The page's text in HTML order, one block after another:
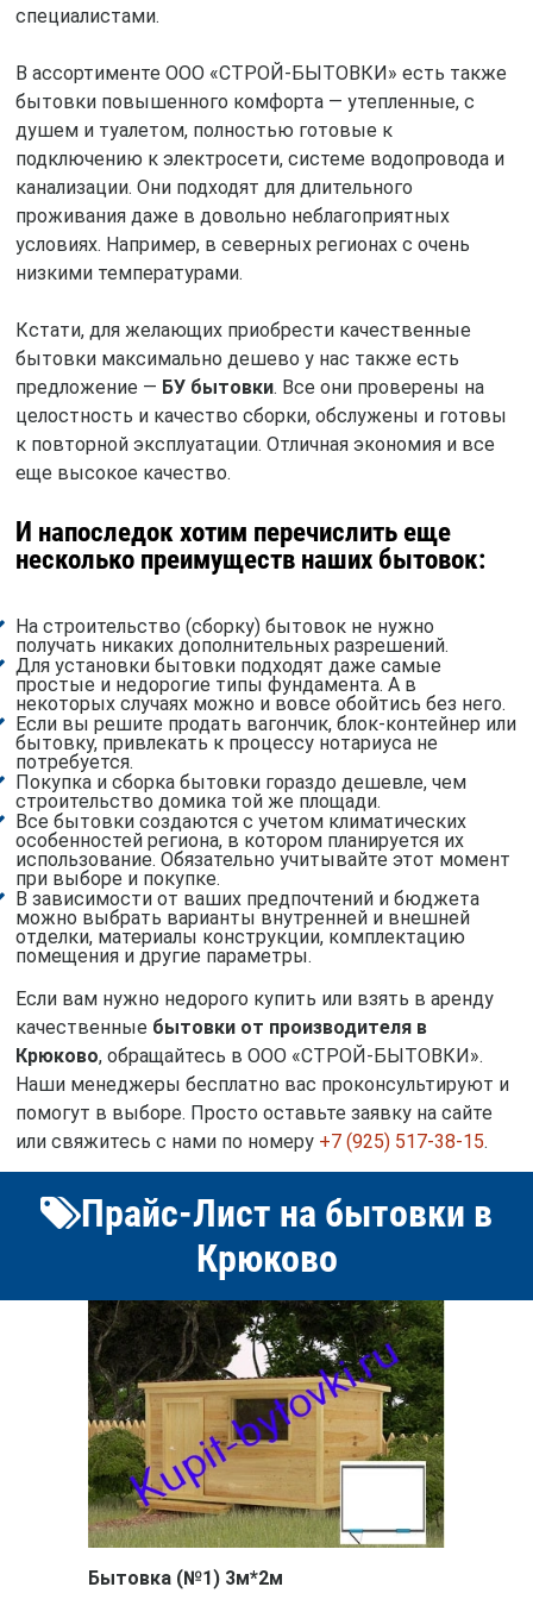
специалистами.
В ассортименте ООО «СТРОЙ-БЫТОВКИ» есть также
бытовки повышенного комфорта — утепленные, с
душем и туалетом, полностью готовые к
подключению к электросети, системе водопровода и
канализации. Они подходят для длительного
проживания даже в довольно неблагоприятных
условиях. Например, в северных регионах с очень
низкими температурами.
Кстати, для желающих приобрести качественные
бытовки максимально дешево у нас также есть
предложение — БУ бытовки. Все они проверены на
целостность и качество сборки, обслужены и готовы
к повторной эксплуатации. Отличная экономия и все
еще высокое качество.
И напоследок хотим перечислить еще
несколько преимуществ наших бытовок:
На строительство (сборку) бытовок не нужно
получать никаких дополнительных разрешений.
Для установки бытовки подходят даже самые
простые и недорогие типы фундамента. А в
некоторых случаях можно и вовсе обойтись без него.
Если вы решите продать вагончик, блок-контейнер или
бытовку, привлекать к процессу нотариуса не
потребуется.
Покупка и сборка бытовки гораздо дешевле, чем
строительство домика той же площади.
Все бытовки создаются с учетом климатических
особенностей региона, в котором планируется их
использование. Обязательно учитывайте этот момент
при выборе и покупке.
В зависимости от ваших предпочтений и бюджета
можно выбрать варианты внутренней и внешней
отделки, материалы конструкции, комплектацию
помещения и другие параметры.
Если вам нужно недорого купить или взять в аренду
качественные бытовки от производителя в
Крюково, обращайтесь в ООО «СТРОЙ-БЫТОВКИ».
Наши менеджеры бесплатно вас проконсультируют и
помогут в выборе. Просто оставьте заявку на сайте
или свяжитесь с нами по номеру +7 (925) 517-38-15.
Прайс-Лист на бытовки в
Крюково
Бытовка (№1) 3м*2м